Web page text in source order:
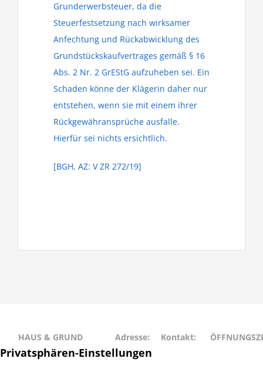
Grunderwerbsteuer, da die
Steuerfestsetzung nach wirksamer
Anfechtung und Rückabwicklung des
Grundstückskaufvertrages gemäß § 16
Abs. 2 Nr. 2 GrEStG aufzuheben sei. Ein
Schaden könne der Klägerin daher nur
entstehen, wenn sie mit einem ihrer
Rückgewähransprüche ausfalle.
Hierfür sei nichts ersichtlich.
[BGH, AZ: V ZR 272/19]
HAUS & GRUND
RAHLSTEDT
Adresse:
Schweriner
Kontakt: